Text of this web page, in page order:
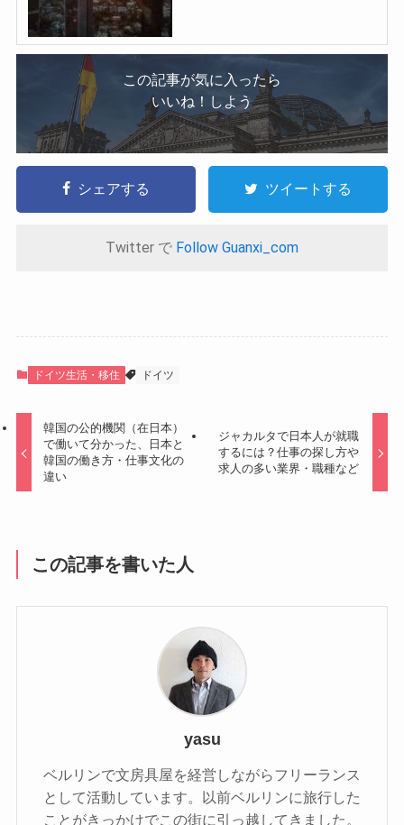
この記事が気に入ったら
いいね！しよう
シェアする ツイートする
Twitter で Follow Guanxi_com
ドイツ生活・移住 ドイツ
韓国の公的機関（在日本）
で働いて分かった、日本と
韓国の働き方・仕事文化の
違い
ジャカルタで日本人が就職
するには？仕事の探し方や
求人の多い業界・職種など
この記事を書いた人
yasu
ベルリンで文房具屋を経営しながらフリーランス
として活動しています。以前ベルリンに旅行した
ことがきっかけでこの街に引っ越してきました。